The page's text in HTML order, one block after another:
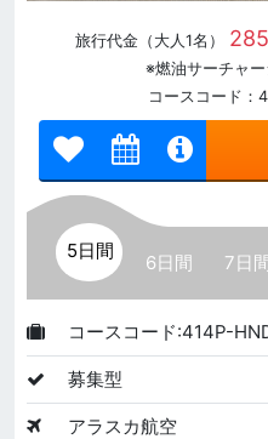
旅行代金（大人1名）
※燃油サーチャ
コースコード：
5日間
6日間 7日
コースコード:414P-
募集型
アラスカ航空